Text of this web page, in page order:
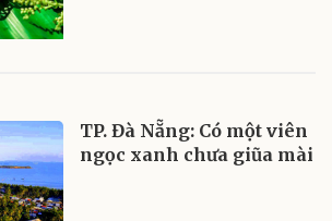
TP. Đà Nẵng: Có một viên
ngọc xanh chưa giũa mài